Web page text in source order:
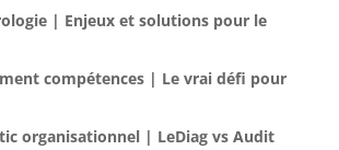
| Enjeux et solutions pour le
compétences | Le vrai défi pour
organisationnel | LeDiag vs Audit